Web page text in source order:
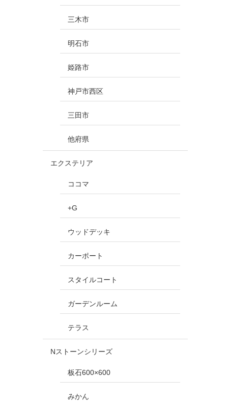
三木市
明石市
姫路市
神戸市西区
三田市
他府県
エクステリア
ココマ
+G
ウッドデッキ
カーポート
スタイルコート
ガーデンルーム
テラス
Nストーンシリーズ
板石600×600
みかん